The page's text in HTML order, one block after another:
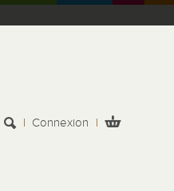
Connexion